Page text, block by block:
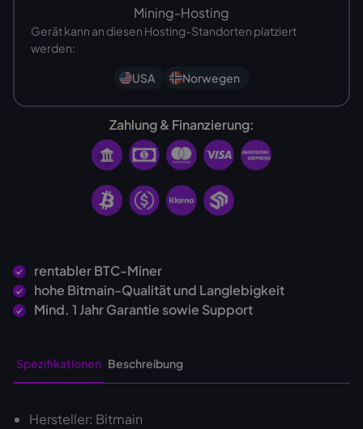
Mining-Hosting
Gerät kann an diesen Hosting-Standorten platziert
werden:
USA Norwegen
Zahlung & Finanzierung:
rentabler BTC-Miner
hohe Bitmain-Qualität und Langlebigkeit
Mind. 1 Jahr Garantie sowie Support
Spezifikationen Beschreibung
Hersteller: Bitmain